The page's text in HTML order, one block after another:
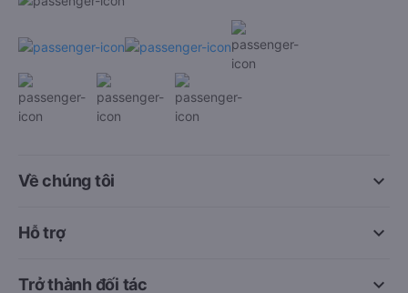
keyboard_arrow_down
Về chúng tôi
keyboard_arrow_down
Hỗ trợ
keyboard_arrow_down
Trở thành đối tác